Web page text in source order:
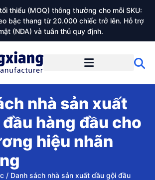
thiểu (MOQ) thông thường cho mỗi SKU:
bậc thang từ 20.000 chiếc trở lên. Hỗ trợ
(NDA) và tuân thủ quy định.
nhà sản xuất
hàng đầu cho
hiệu nhãn
/ Danh sách nhà sản xuất dầu gội đầu